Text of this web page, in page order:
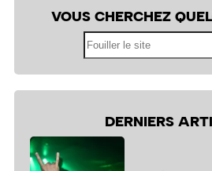
VOUS CHERCHEZ
DERNIERS